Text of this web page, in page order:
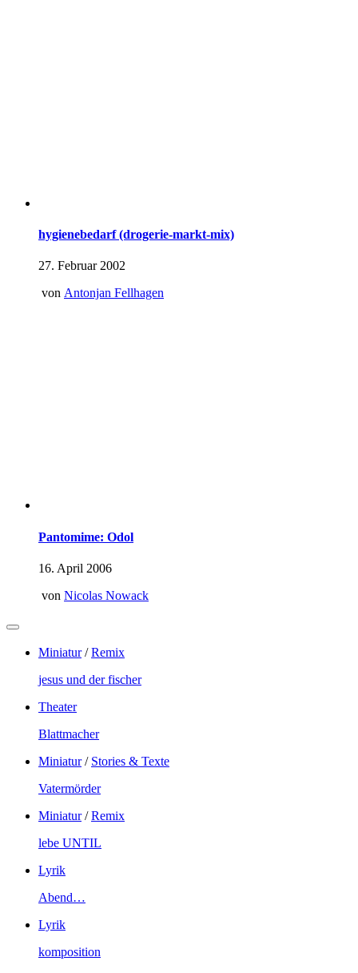
hygienebedarf (drogerie-markt-mix)
27. Februar 2002
von Antonjan Fellhagen
Pantomime: Odol
16. April 2006
von Nicolas Nowack
Miniatur/Remix
jesus und der fischer
Theater
Blattmacher
Miniatur/ Stories & Texte
Vatermörder
Miniatur/Remix
lebe UNTIL
Lyrik
Abend…
Lyrik
komposition